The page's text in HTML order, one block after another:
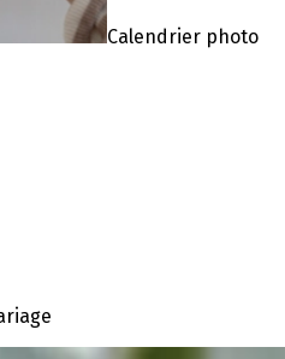
Calendrier photo